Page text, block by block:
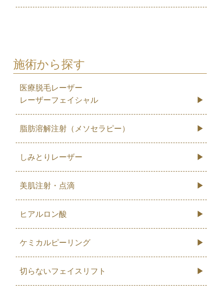
施術から探す
医療脱毛レーザー
レーザーフェイシャル
脂肪溶解注射（メソセラピー）
しみとりレーザー
美肌注射・点滴
ヒアルロン酸
ケミカルピーリング
切らないフェイスリフト